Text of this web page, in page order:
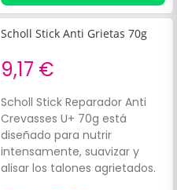
Scholl Stick Anti Grietas 70g
9,17 €
Scholl Stick Reparador Anti
Crevasses U+ 70g está
diseñado para nutrir
intensamente, suavizar y
alisar los talones agrietados.